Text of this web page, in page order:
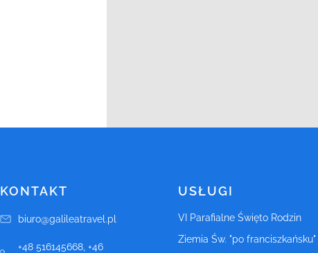
KONTAKT
biuro@galileatravel.pl
+48 516145668, +46
USŁUGI
VI Parafialne Święto Rodzin
Ziemia Św. "po franciszkańsku"